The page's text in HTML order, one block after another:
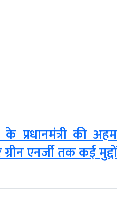
प्रधानमंत्री की अहम
एनर्जी तक कई मुद्दों